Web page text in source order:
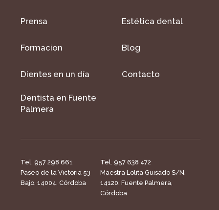
Prensa Estética dental
Formacion Blog
Dientes en un día Contacto
Dentista en Fuente
Palmera
Tel. 957 298 661
Paseo de la Victoria 53
Bajo, 14004, Córdoba
Tel. 957 638 472
Maestra Lolita Guisado S/N,
14120. Fuente Palmera,
Córdoba